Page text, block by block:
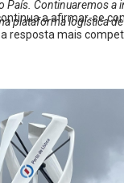
Continuaremos a
plataforma logística
a afirmar-se
mais